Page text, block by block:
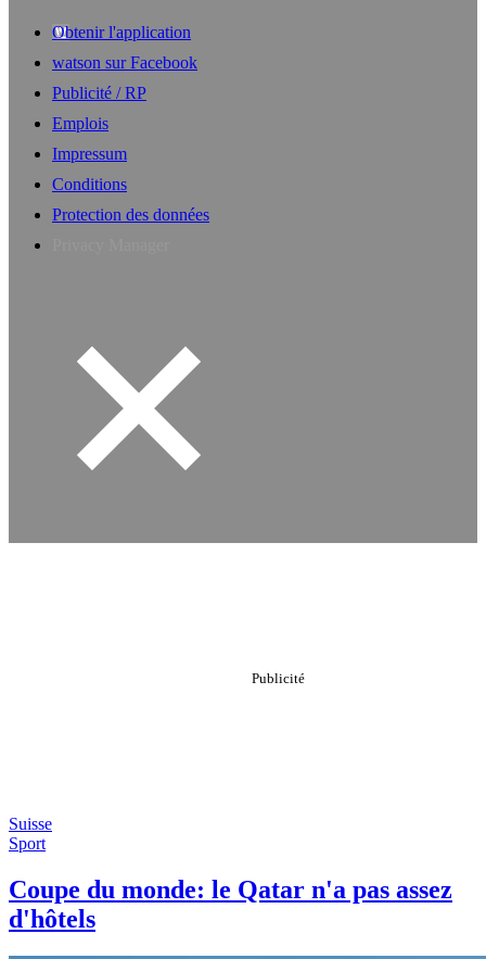
Obtenir l'application
watson sur Facebook
Publicité / RP
Emplois
Impressum
Conditions
Protection des données
Suisse
Sport
Coupe du monde: le Qatar n'a pas assez
d'hôtels